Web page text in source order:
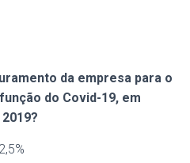
da empresa para o
do Covid-19, em